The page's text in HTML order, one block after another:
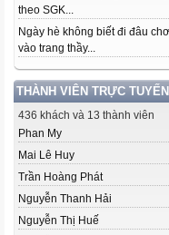
theo SGK...
Ngày hè không biết đi đâu
vào trang thầy...
THÀNH VIÊN TRỰC TUYẾN
436 khách và 13 thành viên
Phan My
Mai Lê Huy
Trần Hoàng Phát
Nguyễn Thanh Hải
Nguyễn Thị Huế